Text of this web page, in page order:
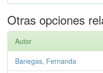
Otras opciones
Autor
Banegas, Fernanda